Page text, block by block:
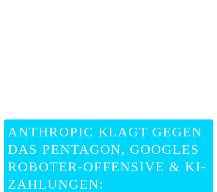
ANTHROPIC KLAGT GEGEN
DAS PENTAGON, GOOGLES
ROBOTER-OFFENSIVE & KI-
ZAHLUNGEN: